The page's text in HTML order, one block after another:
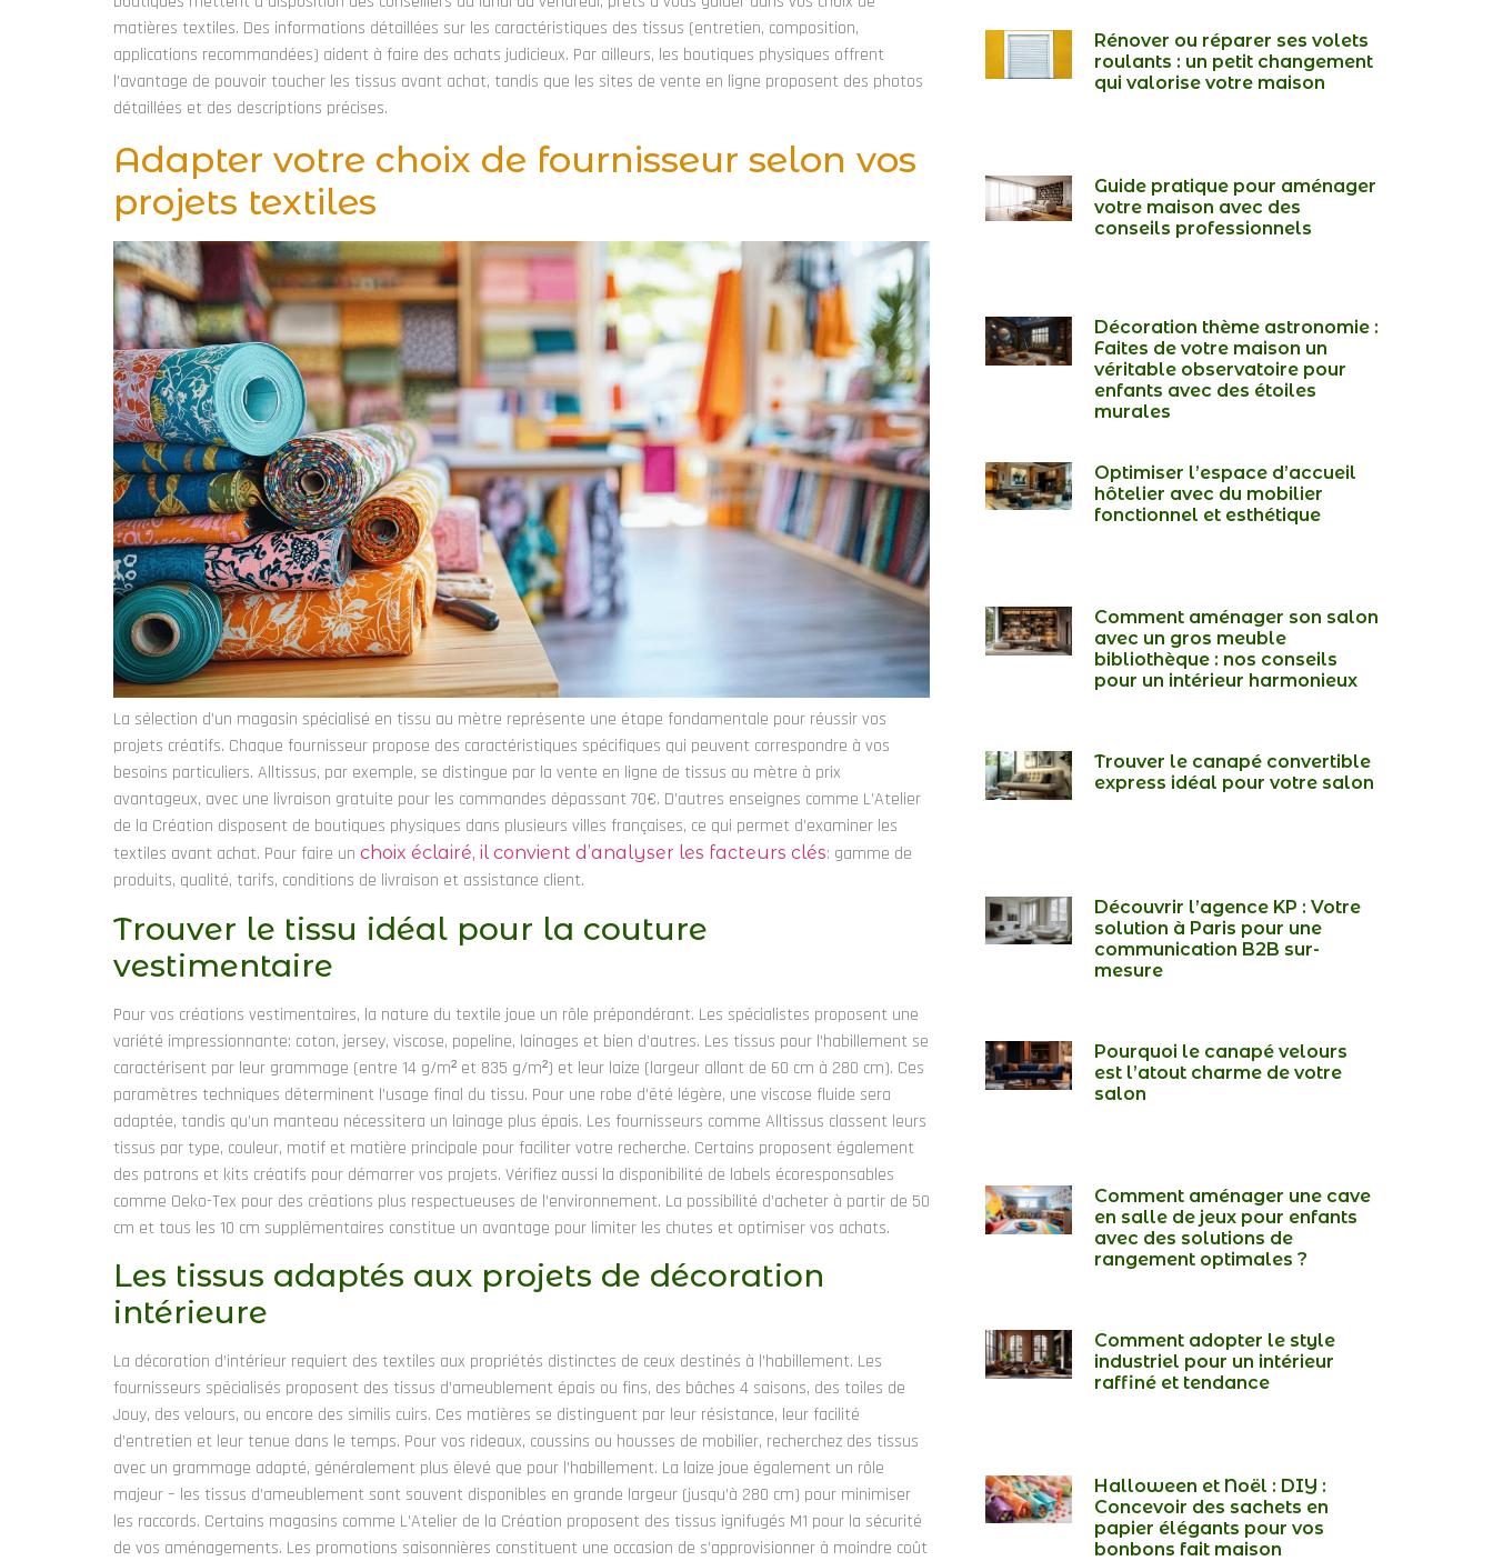
Rénover ou réparer ses volets
roulants : un petit changement
qui valorise votre maison
Guide pratique pour aménager
votre maison avec des
conseils professionnels
Décoration thème astronomie :
Faites de votre maison un
véritable observatoire pour
enfants avec des étoiles
murales
Optimiser l’espace d’accueil
hôtelier avec du mobilier
fonctionnel et esthétique
Comment aménager son salon
avec un gros meuble
bibliothèque : nos conseils
pour un intérieur harmonieux
Trouver le canapé convertible
express idéal pour votre salon
Découvrir l’agence KP : Votre
solution à Paris pour une
communication B2B sur-
mesure
Pourquoi le canapé velours
est l’atout charme de votre
salon
Comment aménager une cave
en salle de jeux pour enfants
avec des solutions de
rangement optimales ?
Comment adopter le style
industriel pour un intérieur
raffiné et tendance
Halloween et Noël : DIY :
Concevoir des sachets en
papier élégants pour vos
bonbons fait maison
matières textiles. Des informations détaillées sur les caractéristiques des tissus (entretien, composition,
applications recommandées) aident à faire des achats judicieux. Par ailleurs, les boutiques physiques offrent
l’avantage de pouvoir toucher les tissus avant achat, tandis que les sites de vente en ligne proposent des photos
détaillées et des descriptions précises.
Adapter votre choix de fournisseur selon vos
projets textiles
La sélection d’un magasin spécialisé en tissu au mètre représente une étape fondamentale pour réussir vos
projets créatifs. Chaque fournisseur propose des caractéristiques spécifiques qui peuvent correspondre à vos
besoins particuliers. Alltissus, par exemple, se distingue par la vente en ligne de tissus au mètre à prix
avantageux, avec une livraison gratuite pour les commandes dépassant 70€. D’autres enseignes comme L’Atelier
de la Création disposent de boutiques physiques dans plusieurs villes françaises, ce qui permet d’examiner les
textiles avant achat. Pour faire unchoix éclairé, il convient d’analyser les facteurs clés: gamme de
produits, qualité, tarifs, conditions de livraison et assistance client.
Trouver le tissu idéal pour la couture
vestimentaire
Pour vos créations vestimentaires, la nature du textile joue un rôle prépondérant. Les spécialistes proposent une
variété impressionnante: coton, jersey, viscose, popeline, lainages et bien d’autres. Les tissus pour l’habillement se
caractérisent par leur grammage (entre 14 g/m² et 835 g/m²) et leur laize (largeur allant de 60 cm à 280 cm). Ces
paramètres techniques déterminent l’usage final du tissu. Pour une robe d’été légère, une viscose fluide sera
adaptée, tandis qu’un manteau nécessitera un lainage plus épais. Les fournisseurs comme Alltissus classent leurs
tissus par type, couleur, motif et matière principale pour faciliter votre recherche. Certains proposent également
des patrons et kits créatifs pour démarrer vos projets. Vérifiez aussi la disponibilité de labels écoresponsables
comme Oeko-Tex pour des créations plus respectueuses de l’environnement. La possibilité d’acheter à partir de 50
cm et tous les 10 cm supplémentaires constitue un avantage pour limiter les chutes et optimiser vos achats.
Les tissus adaptés aux projets de décoration
intérieure
La décoration d’intérieur requiert des textiles aux propriétés distinctes de ceux destinés à l’habillement. Les
fournisseurs spécialisés proposent des tissus d’ameublement épais ou fins, des bâches 4 saisons, des toiles de
Jouy, des velours, ou encore des similis cuirs. Ces matières se distinguent par leur résistance, leur facilité
d’entretien et leur tenue dans le temps. Pour vos rideaux, coussins ou housses de mobilier, recherchez des tissus
avec un grammage adapté, généralement plus élevé que pour l’habillement. La laize joue également un rôle
majeur – les tissus d’ameublement sont souvent disponibles en grande largeur (jusqu’à 280 cm) pour minimiser
les raccords. Certains magasins comme L’Atelier de la Création proposent des tissus ignifugés M1 pour la sécurité
de vos aménagements. Les promotions saisonnières constituent une occasion de s’approvisionner à moindre coût